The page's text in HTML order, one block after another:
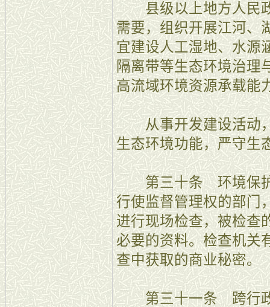
县级以上地方人民政
需要，组织开展江河、
宜建设人工湿地、水源
隔离带等生态环境治理
高流域环境资源承载能
从事开发建设活动，
生态环境功能，严守生
第三十条 环境保护
行使监督管理权的部门
进行现场检查，被检查
必要的资料。检查机关
查中获取的商业秘密。
第三十一条 跨行政